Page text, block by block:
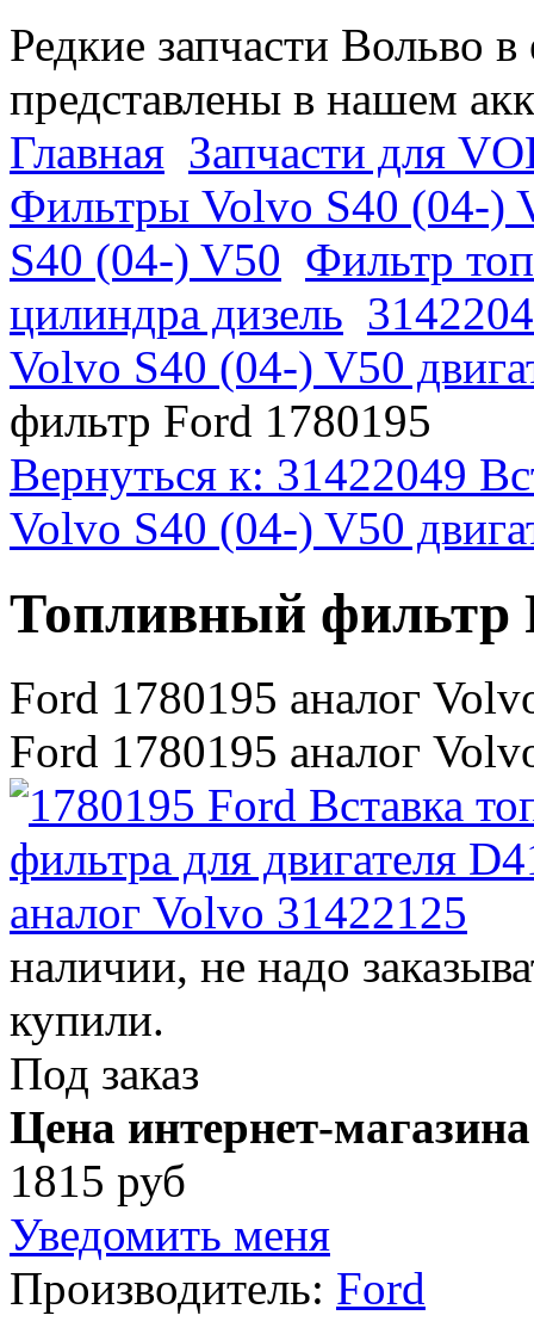
Редкие запчасти Вольво
представлены в нашем
Главная Запчасти для
Фильтры Volvo S40 (04-)
S40 (04-) V50 Фильтр
цилиндра дизель
Volvo S40 (04-) V50
фильтр Ford 1780195
Вернуться к: 31422049
Volvo S40 (04-) V50
Топливный фильтр
Ford 1780195 аналог
Ford 1780195 аналог
наличии, не надо
купили.
Под заказ
Цена интернет-
1815 руб
Уведомить меня
Производитель: Ford